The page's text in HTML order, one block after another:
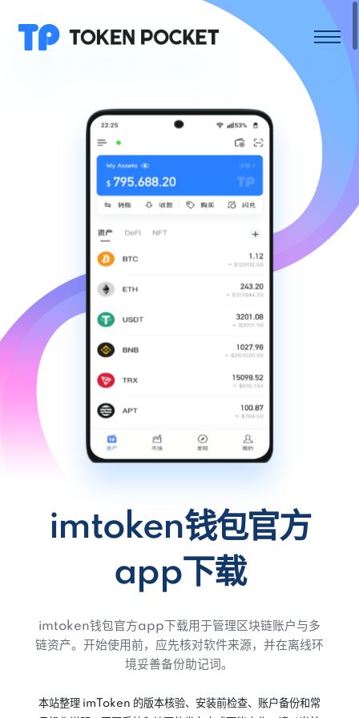
imtoken钱包官方
app下载
imtoken钱包官方app下载用于管理区块链账户与多
链资产。开始使用前，应先核对软件来源，并在离线环
境妥善备份助记词。
本站整理 imToken 的版本核验、安装前检查、账户备份和常